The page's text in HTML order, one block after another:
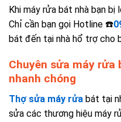
Khi máy rửa bát nhà bạn bị
Chỉ cần bạn gọi Hotline ☎️
bát đến tại nhà hổ trợ cho
Chuyên sửa máy rửa
nhanh chóng
Thợ sửa máy rửa bát tại
sửa các thương hiệu máy